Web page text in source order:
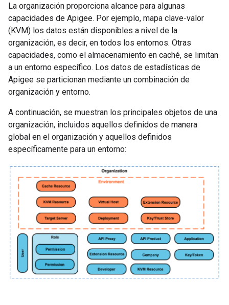
La organización proporciona alcance para algunas
capacidades de Apigee. Por ejemplo, mapa clave-valor
(KVM) los datos están disponibles a nivel de la
organización, es decir, en todos los entornos. Otras
capacidades, como el almacenamiento en caché, se limitan
a un entorno específico. Los datos de estadísticas de
Apigee se particionan mediante un combinación de
organización y entorno.
A continuación, se muestran los principales objetos de una
organización, incluidos aquellos definidos de manera
global en el organización y aquellos definidos
específicamente para un entorno: